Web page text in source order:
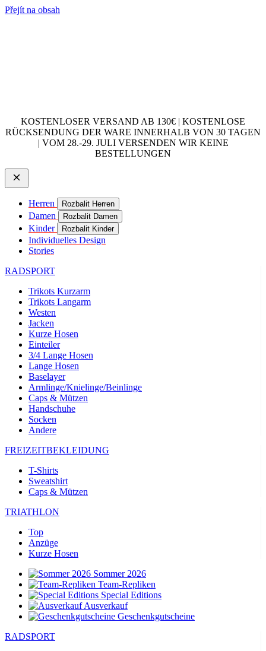
Přejít na obsah
KOSTENLOSER VERSAND AB 130€ | KOSTENLOSE
RÜCKSENDUNG DER WARE INNERHALB VON 30 TAGEN
| VOM 28.-29. JULI VERSENDEN WIR KEINE
BESTELLUNGEN
Herren Rozbalit Herren
Damen Rozbalit Damen
Kinder Rozbalit Kinder
Individuelles Design
Stories
RADSPORT
Trikots Kurzarm
Trikots Langarm
Westen
Jacken
Kurze Hosen
Einteiler
3/4 Lange Hosen
Lange Hosen
Baselayer
Armlinge/Knielinge/Beinlinge
Caps & Mützen
Handschuhe
Socken
Andere
FREIZEITBEKLEIDUNG
T-Shirts
Sweatshirt
Caps & Mützen
TRIATHLON
Top
Anzüge
Kurze Hosen
Sommer 2026
Team-Repliken
Special Editions
Ausverkauf
Geschenkgutscheine
RADSPORT